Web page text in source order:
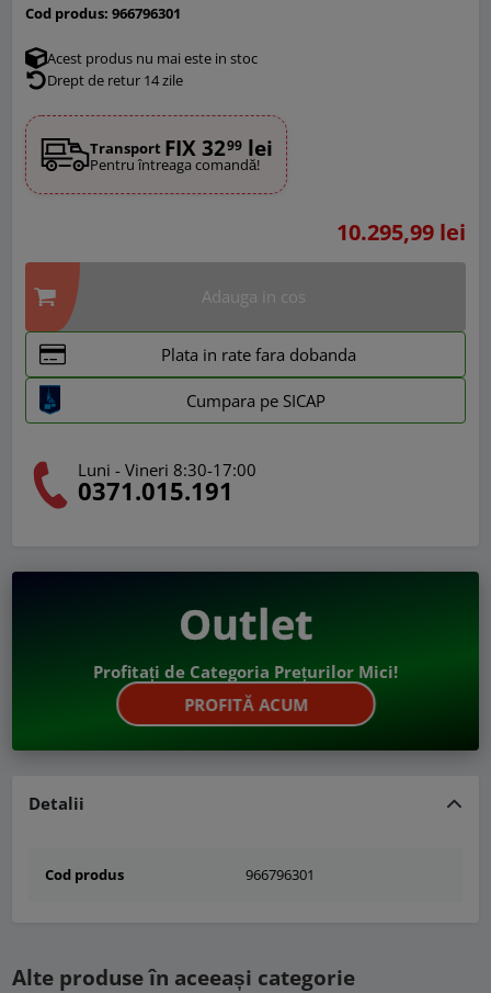
Cod produs: 966796301
Acest produs nu mai este in stoc
Drept de retur 14 zile
Transport FIX 3299 lei
Pentru întreaga comandă!
10.295,99 lei
Adauga in cos
Plata in rate fara dobanda
Cumpara pe SICAP
Luni - Vineri 8:30-17:00
0371.015.191
Outlet
Profitați de Categoria Prețurilor Mici!
PROFITĂ ACUM
Detalii
Cod produs 966796301
Alte produse în aceeași categorie